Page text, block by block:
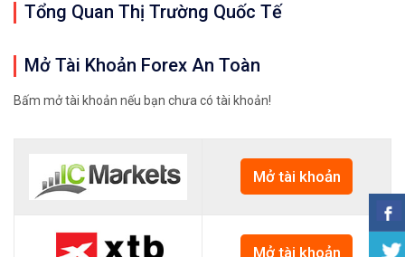
Tổng Quan Thị Trường Quốc Tế
Mở Tài Khoản Forex An Toàn
Bấm mở tài khoản nếu bạn chưa có tài khoản!
Mở tài khoản
Mở tài khoản